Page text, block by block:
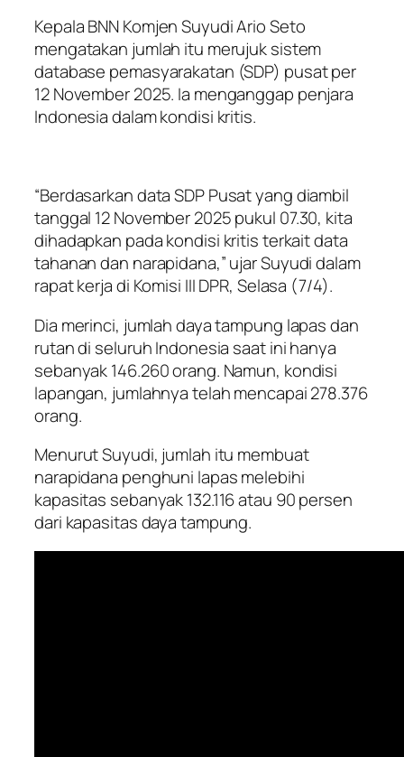
Kepala BNN Komjen Suyudi Ario Seto
mengatakan jumlah itu merujuk sistem
database pemasyarakatan (SDP) pusat per
12 November 2025. Ia menganggap penjara
Indonesia dalam kondisi kritis.
“Berdasarkan data SDP Pusat yang diambil
tanggal 12 November 2025 pukul 07.30, kita
dihadapkan pada kondisi kritis terkait data
tahanan dan narapidana,” ujar Suyudi dalam
rapat kerja di Komisi III DPR, Selasa (7/4).
Dia merinci, jumlah daya tampung lapas dan
rutan di seluruh Indonesia saat ini hanya
sebanyak 146.260 orang. Namun, kondisi
lapangan, jumlahnya telah mencapai 278.376
orang.
Menurut Suyudi, jumlah itu membuat
narapidana penghuni lapas melebihi
kapasitas sebanyak 132.116 atau 90 persen
dari kapasitas daya tampung.